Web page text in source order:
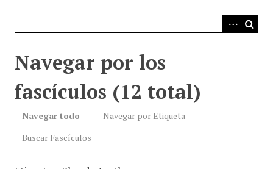
Navegar por los
fascículos (12 total)
Navegar todo
Navegar por Etiqueta
Buscar Fascículos